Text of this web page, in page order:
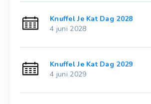
Knuffel Je Kat Dag 2028
4 juni 2028
Knuffel Je Kat Dag 2029
4 juni 2029